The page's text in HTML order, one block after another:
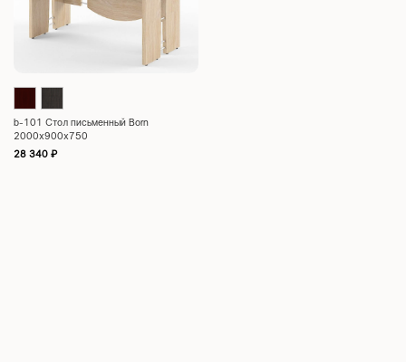
b-101 Стол письменный Born
2000х900х750
28 340 ₽